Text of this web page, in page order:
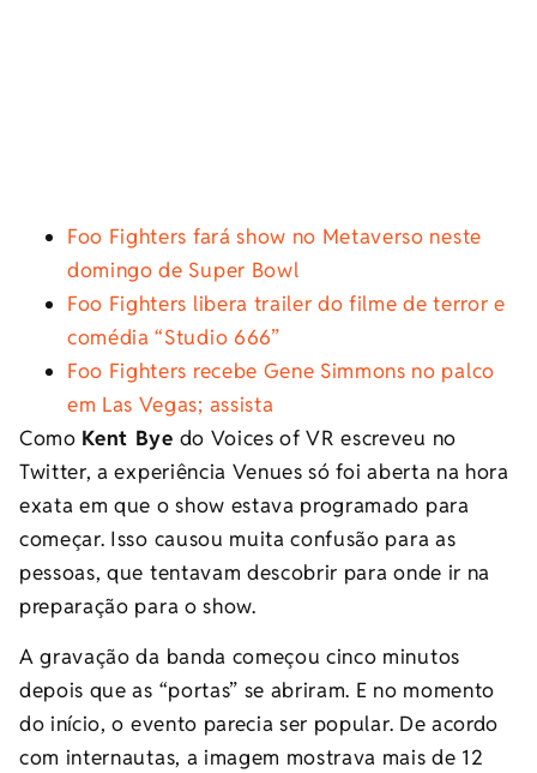
Foo Fighters fará show no Metaverso neste
domingo de Super Bowl
Foo Fighters libera trailer do filme de terror e
comédia “Studio 666”
Foo Fighters recebe Gene Simmons no palco
em Las Vegas; assista
Como Kent Bye do Voices of VR escreveu no
Twitter, a experiência Venues só foi aberta na hora
exata em que o show estava programado para
começar. Isso causou muita confusão para as
pessoas, que tentavam descobrir para onde ir na
preparação para o show.
A gravação da banda começou cinco minutos
depois que as “portas” se abriram. E no momento
do início, o evento parecia ser popular. De acordo
com internautas, a imagem mostrava mais de 12